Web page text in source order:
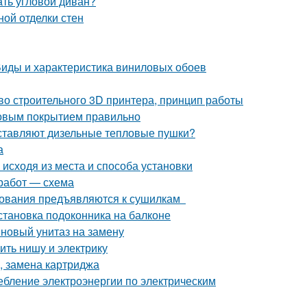
отделки стен
и характеристика виниловых обоев
строительного 3D принтера, принцип работы
покрытием правильно
дизельные тепловые пушки?
из места и способа установки
— схема
предъявляются к сушилкам
подоконника на балконе
унитаз на замену
нишу и электрику
замена картриджа
электроэнергии по электрическим